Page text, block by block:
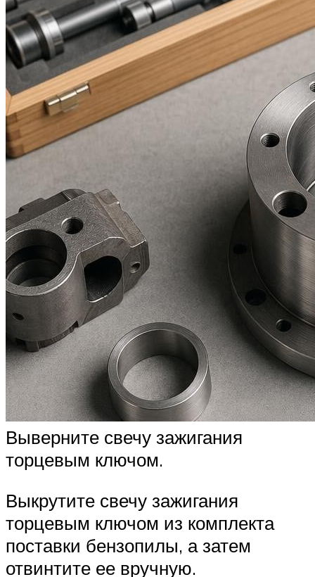
Выверните свечу зажигания
торцевым ключом.
Выкрутите свечу зажигания
торцевым ключом из комплекта
поставки бензопилы, а затем
отвинтите ее вручную.